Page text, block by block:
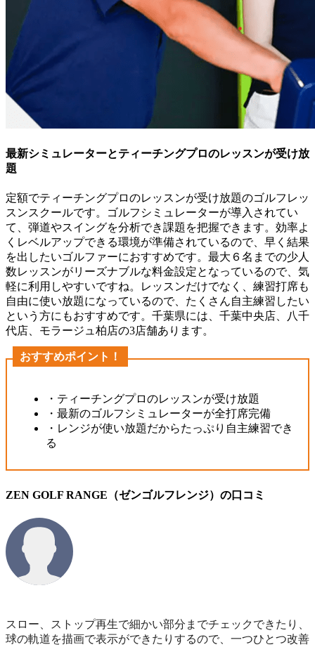
最新シミュレーターとティーチングプロのレッスンが受け放
題
定額でティーチングプロのレッスンが受け放題のゴルフレッ
スンスクールです。ゴルフシミュレーターが導入されてい
て、弾道やスイングを分析でき課題を把握できます。効率よ
くレベルアップできる環境が準備されているので、早く結果
を出したいゴルファーにおすすめです。最大６名までの少人
数レッスンがリーズナブルな料金設定となっているので、気
軽に利用しやすいですね。レッスンだけでなく、練習打席も
自由に使い放題になっているので、たくさん自主練習したい
という方にもおすすめです。千葉県には、千葉中央店、八千
代店、モラージュ柏店の3店舗あります。
おすすめポイント！
・ティーチングプロのレッスンが受け放題
・最新のゴルフシミュレーターが全打席完備
・レンジが使い放題だからたっぷり自主練習でき
る
ZEN GOLF RANGE（ゼンゴルフレンジ）の口コミ
スロー、ストップ再生で細かい部分までチェックできたり、
球の軌道を描画で表示ができたりするので、 一つひとつ改善